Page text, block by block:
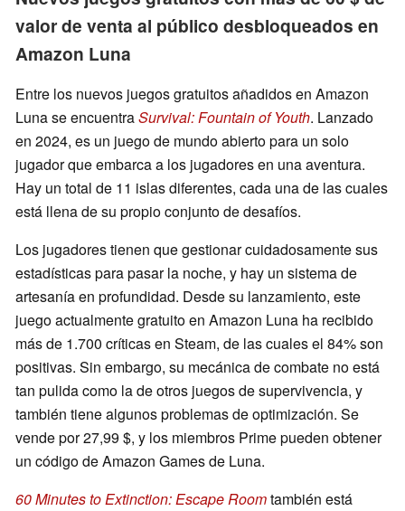
valor de venta al público desbloqueados en
Amazon Luna
Entre los nuevos juegos gratuitos añadidos en Amazon
Luna se encuentraSurvival: Fountain of Youth. Lanzado
en 2024, es un juego de mundo abierto para un solo
jugador que embarca a los jugadores en una aventura.
Hay un total de 11 islas diferentes, cada una de las cuales
está llena de su propio conjunto de desafíos.
Los jugadores tienen que gestionar cuidadosamente sus
estadísticas para pasar la noche, y hay un sistema de
artesanía en profundidad. Desde su lanzamiento, este
juego actualmente gratuito en Amazon Luna ha recibido
más de 1.700 críticas en Steam, de las cuales el 84% son
positivas. Sin embargo, su mecánica de combate no está
tan pulida como la de otros juegos de supervivencia, y
también tiene algunos problemas de optimización. Se
vende por 27,99 $, y los miembros Prime pueden obtener
un código de Amazon Games de Luna.
60 Minutes to Extinction: Escape Roomtambién está